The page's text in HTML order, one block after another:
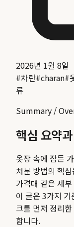
2026년 1월 8일
#차란#charan#
류
Summary /
핵심 요약
옷장 속에 잠든
처분 방법의 핵
가격대 같은 세
이 글은 3가지
크를 먼저 정리
합니다.